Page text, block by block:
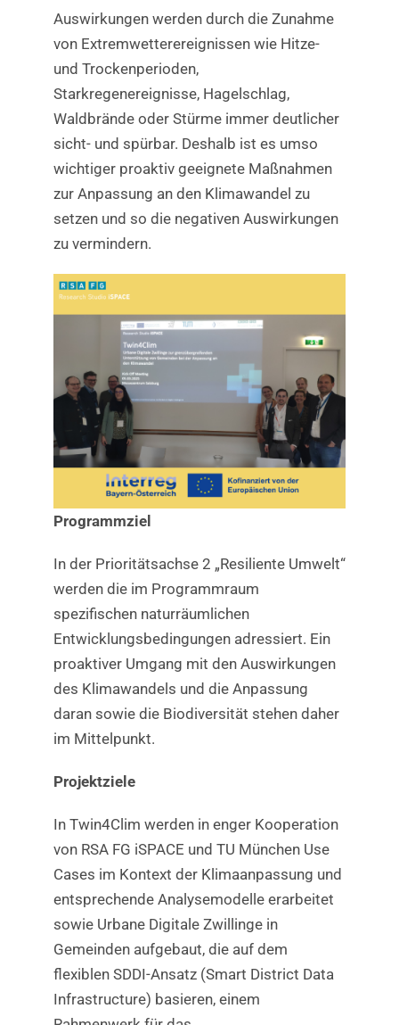
Auswirkungen werden durch die Zunahme
von Extremwetterereignissen wie Hitze-
und Trockenperioden,
Starkregenereignisse, Hagelschlag,
Waldbrände oder Stürme immer deutlicher
sicht- und spürbar. Deshalb ist es umso
wichtiger proaktiv geeignete Maßnahmen
zur Anpassung an den Klimawandel zu
setzen und so die negativen Auswirkungen
zu vermindern.
Programmziel
In der Prioritätsachse 2 „Resiliente Umwelt“
werden die im Programmraum
spezifischen naturräumlichen
Entwicklungsbedingungen adressiert. Ein
proaktiver Umgang mit den Auswirkungen
des Klimawandels und die Anpassung
daran sowie die Biodiversität stehen daher
im Mittelpunkt.
Projektziele
In Twin4Clim werden in enger Kooperation
von RSA FG iSPACE und TU München Use
Cases im Kontext der Klimaanpassung und
entsprechende Analysemodelle erarbeitet
sowie Urbane Digitale Zwillinge in
Gemeinden aufgebaut, die auf dem
flexiblen SDDI-Ansatz (Smart District Data
Infrastructure) basieren, einem